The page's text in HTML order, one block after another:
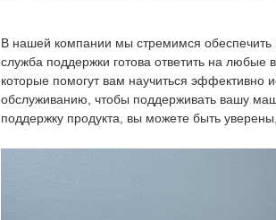
В нашей компании мы стремимся обеспечить
служба поддержки готова ответить на
которые помогут вам научиться эффективно
обслуживанию, чтобы поддерживать вашу
поддержку продукта, вы можете быть